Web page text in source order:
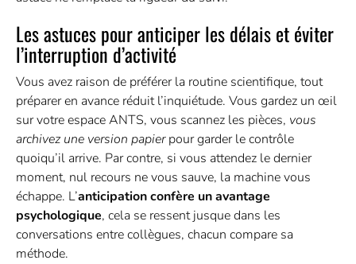
Les astuces pour anticiper les délais et éviter
l’interruption d’activité
Vous avez raison de préférer la routine scientifique, tout
préparer en avance réduit l’inquiétude. Vous gardez un œil
sur votre espace ANTS, vous scannez les pièces, vous
archivez une version papierpour garder le contrôle
quoiqu’il arrive. Par contre, si vous attendez le dernier
moment, nul recours ne vous sauve, la machine vous
échappe. L’anticipation confère un avantage
psychologique, cela se ressent jusque dans les
conversations entre collègues, chacun compare sa
méthode.